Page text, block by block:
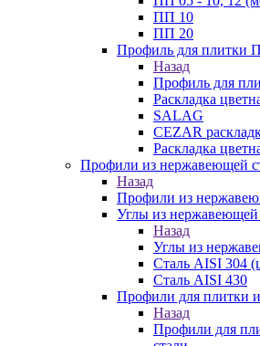
ПП 10
ПП 20
Профиль для плитки
Назад
Профиль для
Раскладка
SALAG
CEZAR
Раскладка
Профили из нержавеющей
Назад
Профили из
Углы из нержавеющей
Назад
Углы из
Сталь AISI 304
Сталь AISI 430
Профили для плитки
Назад
Профили для